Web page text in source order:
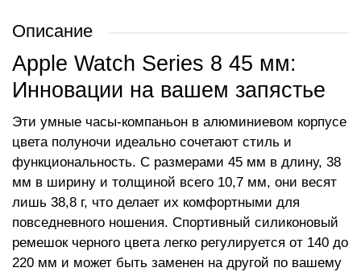
Описание
Apple Watch Series 8 45 мм:
Инновации на вашем запястье
Эти умные часы-компаньон в алюминиевом корпусе
цвета полуночи идеально сочетают стиль и
функциональность. С размерами 45 мм в длину, 38
мм в ширину и толщиной всего 10,7 мм, они весят
лишь 38,8 г, что делает их комфортными для
повседневного ношения. Спортивный силиконовый
ремешок черного цвета легко регулируется от 140 до
220 мм и может быть заменен на другой по вашему